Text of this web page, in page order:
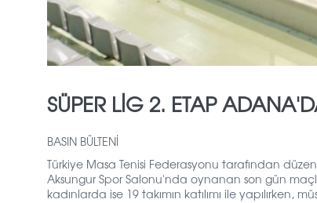
SÜPER LİG 2. ETAP
BASIN BÜLTENİ
Türkiye Masa Tenisi Federasyonu tarafından
Aksungur Spor Salonu'nda oynanan son gün
kadınlarda ise 19 takımın katılımı ile